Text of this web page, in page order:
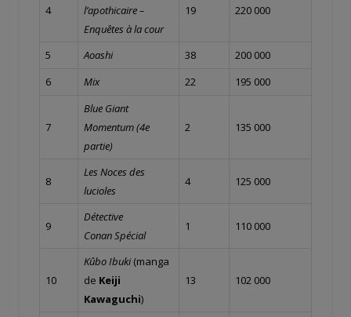
4
l’apothicaire –
Enquêtes à la cour
19 220 000
5 Aoashi 38
200 000
6
Mix 22 195 000
7
Blue Giant
Momentum (4e
partie)
2 135 000
8
Les Noces des
lucioles
4 125 000
9
Détective
ConanSpécial
1 110 000
10
Kûbo Ibuki(manga
de Keiji
Kawaguchi)
13 102 000